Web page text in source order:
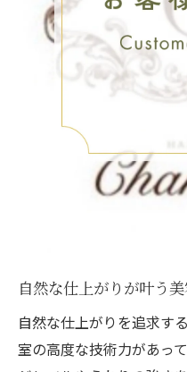
美容室体験者
効果
毎朝のスタイ
美容室で叶え
美容室利用者の
美容室の施術
自然な仕上がりが叶う
自然な仕上がりを追求す
室の高度な技術力があっ